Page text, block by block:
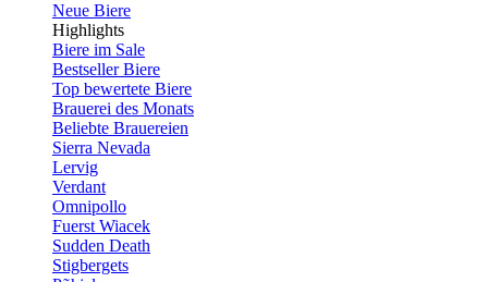
Neue Biere
Highlights
Biere im Sale
Bestseller Biere
Top bewertete Biere
Brauerei des Monats
Beliebte Brauereien
Sierra Nevada
Lervig
Verdant
Omnipollo
Fuerst Wiacek
Sudden Death
Stigbergets